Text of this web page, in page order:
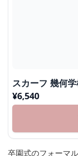
スカーフ 幾何
¥6,540
卒園式のフォーマ